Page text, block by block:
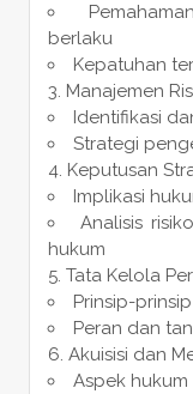
berlaku
Kepatuhan
Manajemen
Identifikasi
Strategi
Keputusan
Implikasi
Analisis
hukum
Tata Kelola
Prinsip-
Peran dan
Akuisisi dan
Aspek